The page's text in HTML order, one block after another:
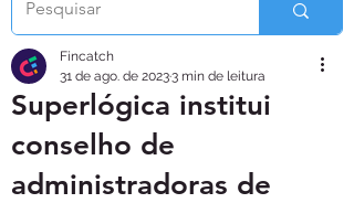
Superlógica institui
conselho de
administradoras de
Fincatch
31 de ago. de 20233 min de leitura